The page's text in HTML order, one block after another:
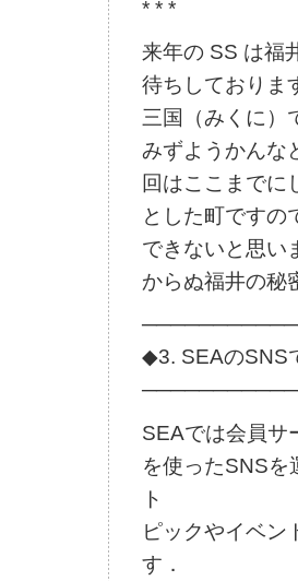
* * *
来年の SS は福
待ちしておりま
三国（みくに）
みずようかんな
回はここまでに
とした町ですの
できないと思い
からぬ福井の秘
◆3. SEAのSNS
SEAでは会員サ
を使ったSNSを
ト
ピックやイベン
す．